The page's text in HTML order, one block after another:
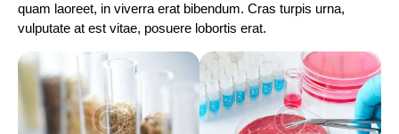
quam laoreet, in viverra erat bibendum. Cras turpis urna,
vulputate at est vitae, posuere lobortis erat.